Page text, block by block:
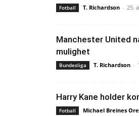
Fotball T. Richardson - 25.
Manchester United
mulighet
Bundesliga T. Richardson -
Harry Kane holder
Fotball Michael Breines